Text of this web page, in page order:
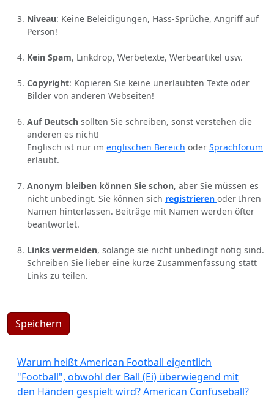
Niveau: Keine Beleidigungen, Hass-Sprüche, Angriff auf
Person!
Kein Spam, Linkdrop, Werbetexte, Werbeartikel usw.
Copyright: Kopieren Sie keine unerlaubten Texte oder
Bilder von anderen Webseiten!
Auf Deutsch sollten Sie schreiben, sonst verstehen die
anderen es nicht!
Englisch ist nur im englischen Bereich oder Sprachforum
erlaubt.
Anonym bleiben können Sie schon, aber Sie müssen es
nicht unbedingt. Sie können sich registrieren oder Ihren
Namen hinterlassen. Beiträge mit Namen werden öfter
beantwortet.
Links vermeiden, solange sie nicht unbedingt nötig sind.
Schreiben Sie lieber eine kurze Zusammenfassung statt
Links zu teilen.
Speichern
Warum heißt American Football eigentlich
"Football", obwohl der Ball (Ei) überwiegend mit
den Händen gespielt wird? American Confuseball?